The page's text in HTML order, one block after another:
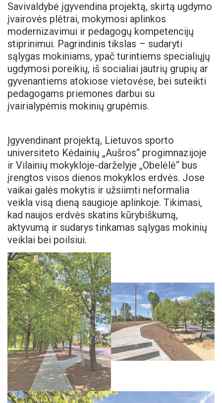
Savivaldybė įgyvendina projektą, skirtą ugdymo
įvairovės plėtrai, mokymosi aplinkos
modernizavimui ir pedagogų kompetencijų
stiprinimui. Pagrindinis tikslas – sudaryti
sąlygas mokiniams, ypač turintiems specialiųjų
ugdymosi poreikių, iš socialiai jautrių grupių ar
gyvenantiems atokiose vietovėse, bei suteikti
pedagogams priemones darbui su
įvairialypėmis mokinių grupėmis.
Įgyvendinant projektą, Lietuvos sporto
universiteto Kėdainių „Aušros“ progimnazijoje
ir Vilainių mokykloje-darželyje „Obelėlė“ bus
įrengtos visos dienos mokyklos erdvės. Jose
vaikai galės mokytis ir užsiimti neformalia
veikla visą dieną saugioje aplinkoje. Tikimasi,
kad naujos erdvės skatins kūrybiškumą,
aktyvumą ir sudarys tinkamas sąlygas mokinių
veiklai bei poilsiui.